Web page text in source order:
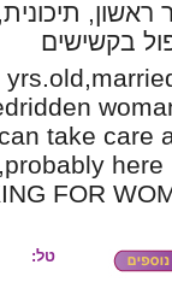
ראשון,
בקשישים
take care
here
FOR
טל: